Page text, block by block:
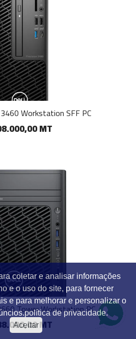
coletar e analisar informações
e o uso do site, para fornecer
e para melhorar e personalizar o
política de privacidade.
Aceitar
Workstation SFF PC
MT
Tower Workstation PC
MT